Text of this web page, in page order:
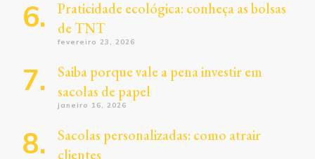
Praticidade ecológica: conheça as bolsas
de TNT
fevereiro 23, 2026
Saiba porque vale a pena investir em
sacolas de papel
janeiro 16, 2026
Sacolas personalizadas: como atrair
clientes